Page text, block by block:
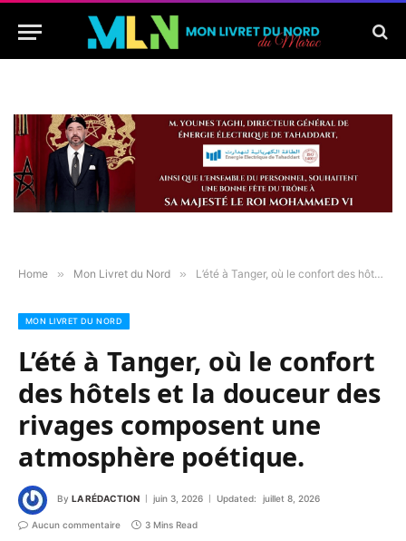
Home » Mon Livret du Nord » L’été à Tanger, où le confort des hôtels et la douceur des rivages composent une atmosphère poétique.
MON LIVRET DU NORD
L’été à Tanger, où le confort
des hôtels et la douceur des
rivages composent une
atmosphère poétique.
By LA RÉDACTION juin 3, 2026 Updated: juillet 8, 2026
Aucun commentaire 3 Mins Read